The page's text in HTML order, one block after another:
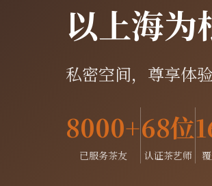
以上海为
私密空间，尊享体验
8000+
已服务茶友
68位
认证茶艺师